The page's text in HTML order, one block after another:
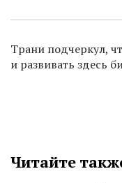
Трани подчеркул,
и развивать здесь
Читайте